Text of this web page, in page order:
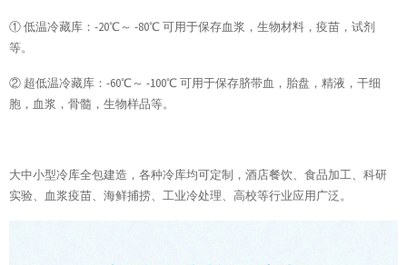
① 低温冷藏库：-20℃～ -80℃ 可用于保存血浆，生物材料，疫苗，试剂
等。
② 超低温冷藏库：-60℃～ -100℃ 可用于保存脐带血，胎盘，精液，干细
胞，血浆，骨髓，生物样品等。
大中小型冷库全包建造，各种冷库均可定制，酒店餐饮、食品加工、科研
实验、血浆疫苗、海鲜捕捞、工业冷处理、高校等行业应用广泛。